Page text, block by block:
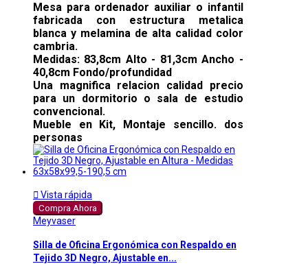
Mesa para ordenador auxiliar o infantil
fabricada con estructura metalica
blanca y melamina de alta calidad color
cambria.
Medidas: 83,8cm Alto - 81,3cm Ancho -
40,8cm Fondo/profundidad
Una magnifica relacion calidad precio
para un dormitorio o sala de estudio
convencional.
Mueble en Kit, Montaje sencillo. dos
personas
 Vista rápida
Compra Ahora
Meyvaser
Silla de Oficina Ergonómica con Respaldo en
Tejido 3D Negro, Ajustable en...